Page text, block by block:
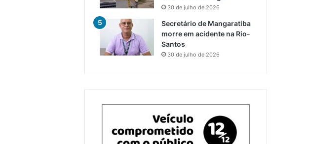
30 de julho de 2026
Secretário de Mangaratiba
morre em acidente na Rio-
Santos
30 de julho de 2026